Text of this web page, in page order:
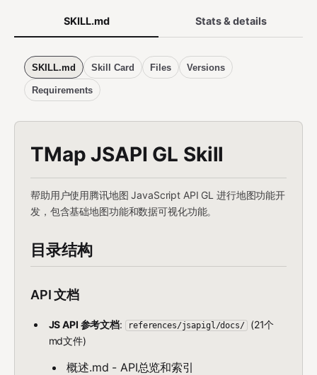
SKILL.md Stats & details
SKILL.md Skill Card Files Versions
Requirements
TMap JSAPI GL Skill
帮助用户使用腾讯地图 JavaScript API GL 进行地图功能开
发，包含基础地图功能和数据可视化功能。
目录结构
API 文档
JS API 参考文档: references/jsapigl/docs/
(21个
md文件)
概述.md - API总览和索引